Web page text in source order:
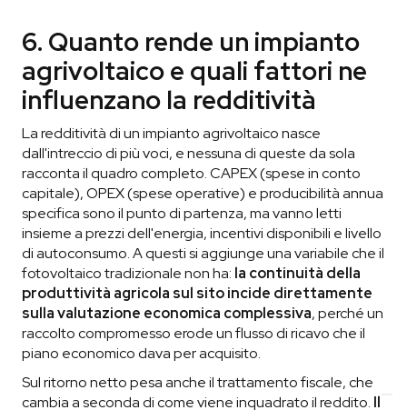
6. Quanto rende un impianto
agrivoltaico e quali fattori ne
influenzano la redditività
La redditività di un impianto agrivoltaico nasce
dall'intreccio di più voci, e nessuna di queste da sola
racconta il quadro completo. CAPEX (spese in conto
capitale), OPEX (spese operative) e producibilità annua
specifica sono il punto di partenza, ma vanno letti
insieme a prezzi dell'energia, incentivi disponibili e livello
di autoconsumo. A questi si aggiunge una variabile che il
fotovoltaico tradizionale non ha: la continuità della
produttività agricola sul sito incide direttamente
sulla valutazione economica complessiva, perché un
raccolto compromesso erode un flusso di ricavo che il
piano economico dava per acquisito.
Sul ritorno netto pesa anche il trattamento fiscale, che
cambia a seconda di come viene inquadrato il reddito. Il